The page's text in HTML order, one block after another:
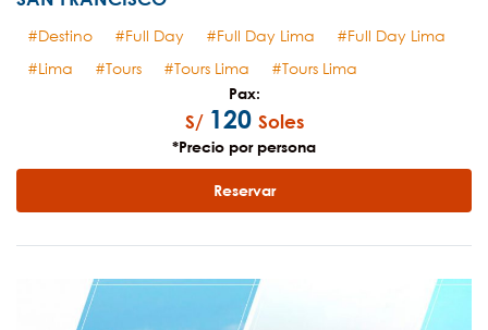
Destino Full Day Full Day Lima
Full Day Lima
Lima
Tours Tours Lima
Tours Lima
Pax:
S/ 120 Soles
*Precio por persona
Reservar